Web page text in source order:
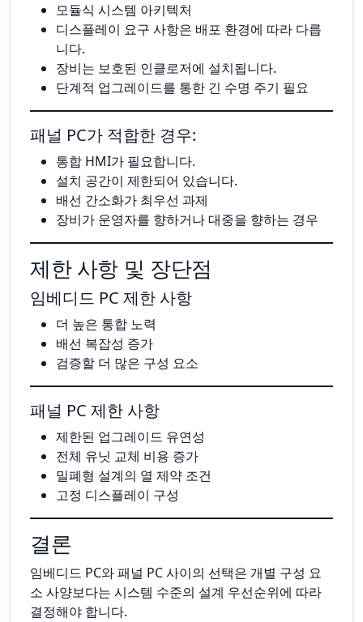
모듈식 시스템 아키텍처
디스플레이 요구 사항은 배포 환경에 따라 다릅
니다.
장비는 보호된 인클로저에 설치됩니다.
단계적 업그레이드를 통한 긴 수명 주기 필요
패널 PC가 적합한 경우:
통합 HMI가 필요합니다.
설치 공간이 제한되어 있습니다.
배선 간소화가 최우선 과제
장비가 운영자를 향하거나 대중을 향하는 경우
제한 사항 및 장단점
임베디드 PC 제한 사항
더 높은 통합 노력
배선 복잡성 증가
검증할 더 많은 구성 요소
패널 PC 제한 사항
제한된 업그레이드 유연성
전체 유닛 교체 비용 증가
밀폐형 설계의 열 제약 조건
고정 디스플레이 구성
결론
임베디드 PC와 패널 PC 사이의 선택은 개별 구성 요
소 사양보다는 시스템 수준의 설계 우선순위에 따라
결정해야 합니다.